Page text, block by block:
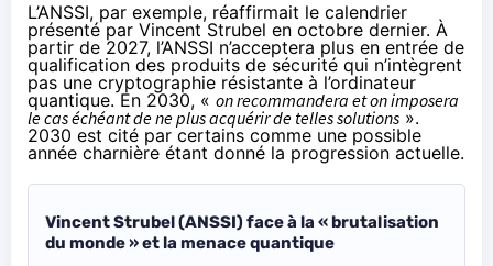
L’ANSSI, par exemple, réaffirmait le calendrier
présenté par Vincent Strubel en octobre dernier. À
partir de 2027, l’ANSSI n’acceptera plus en entrée de
qualification des produits de sécurité qui n’intègrent
pas une cryptographie résistante à l’ordinateur
quantique. En 2030, « on recommandera et on imposera
le cas échéant de ne plus acquérir de telles solutions ».
2030 est cité par certains comme une possible
année charnière étant donné la progression actuelle.
Vincent Strubel (ANSSI) face à la « brutalisation
du monde » et la menace quantique